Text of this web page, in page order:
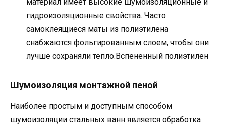
гидроизоляционные свойства. Часто
самоклеящиеся маты из полиэтилена
снабжаются фольгированным слоем, чтобы они
лучше сохраняли тепло.Вспененный полиэтилен
Шумоизоляция монтажной пеной
Наиболее простым и доступным способом
шумоизоляции стальных ванн является обработка